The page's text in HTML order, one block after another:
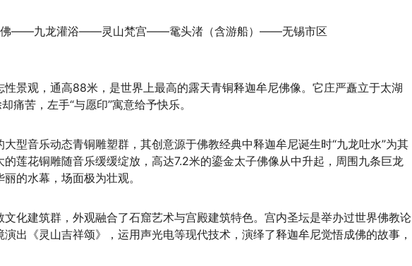
——九龙灌浴——灵山梵宫——鼋头渚（含游船）——无锡市区
性景观，通高88米，是世界上最高的露天青铜释迦牟尼佛像。它庄严矗立于太湖
痛苦，左手“与愿印”寓意给予快乐。
型音乐动态青铜雕塑群，其创意源于佛教经典中释迦牟尼诞生时“九龙吐水”为其
莲花铜雕随音乐缓缓绽放，高达7.2米的鎏金太子佛像从中升起，周围九条巨龙
的水幕，场面极为壮观。
化建筑群，外观融合了石窟艺术与宫殿建筑特色。宫内圣坛是举办过世界佛教论
出《灵山吉祥颂》，运用声光电等现代技术，演绎了释迦牟尼觉悟成佛的故事，